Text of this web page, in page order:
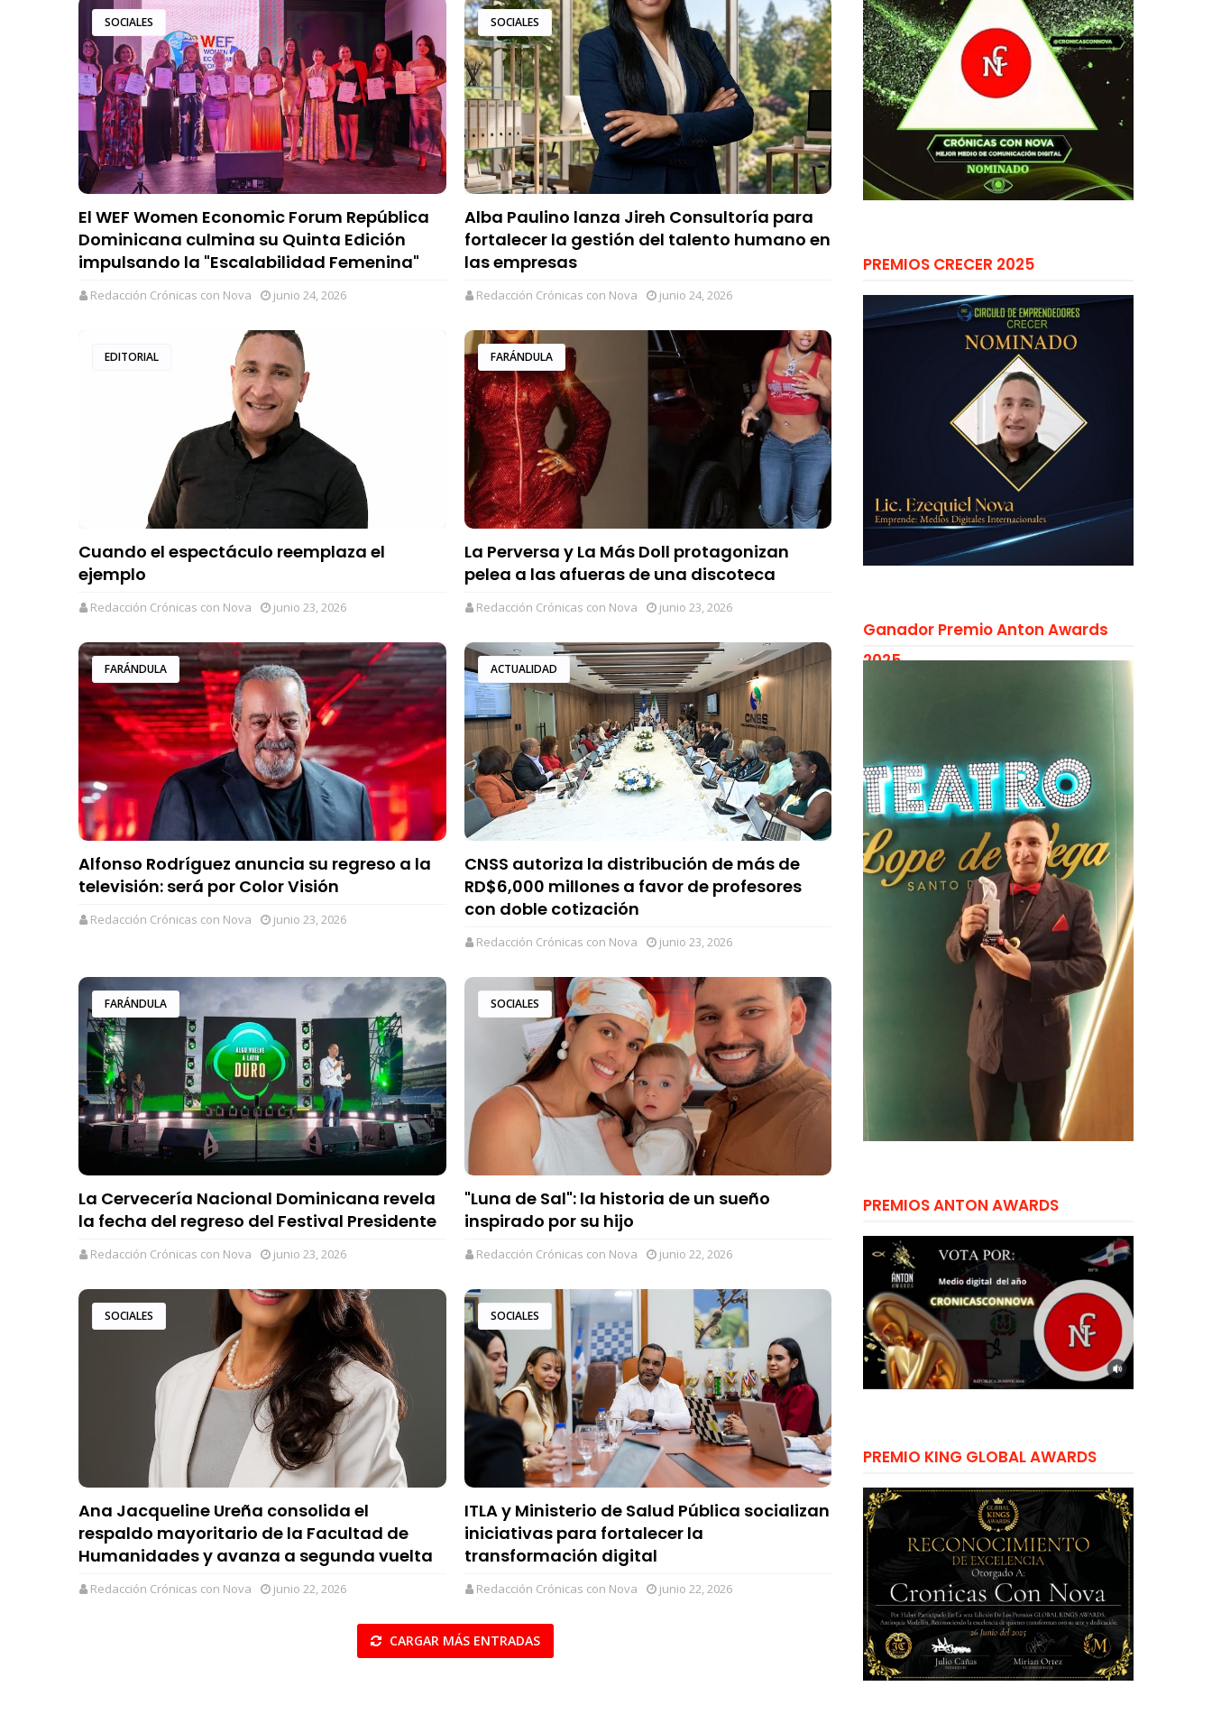
SOCIALES
El WEF Women Economic Forum República
Dominicana culmina su Quinta Edición
impulsando la "Escalabilidad Femenina"
Redacción Crónicas con Nova junio 24, 2026
SOCIALES
Alba Paulino lanza Jireh Consultoría para
fortalecer la gestión del talento humano en
las empresas
Redacción Crónicas con Nova junio 24, 2026
EDITORIAL
Cuando el espectáculo reemplaza el
ejemplo
Redacción Crónicas con Nova junio 23, 2026
FARÁNDULA
La Perversa y La Más Doll protagonizan
pelea a las afueras de una discoteca
Redacción Crónicas con Nova junio 23, 2026
FARÁNDULA
Alfonso Rodríguez anuncia su regreso a la
televisión: será por Color Visión
Redacción Crónicas con Nova junio 23, 2026
ACTUALIDAD
CNSS autoriza la distribución de más de
RD$6,000 millones a favor de profesores
con doble cotización
Redacción Crónicas con Nova junio 23, 2026
FARÁNDULA
La Cervecería Nacional Dominicana revela
la fecha del regreso del Festival Presidente
Redacción Crónicas con Nova junio 23, 2026
SOCIALES
"Luna de Sal": la historia de un sueño
inspirado por su hijo
Redacción Crónicas con Nova junio 22, 2026
SOCIALES
Ana Jacqueline Ureña consolida el
respaldo mayoritario de la Facultad de
Humanidades y avanza a segunda vuelta
Redacción Crónicas con Nova junio 22, 2026
SOCIALES
ITLA y Ministerio de Salud Pública socializan
iniciativas para fortalecer la
transformación digital
Redacción Crónicas con Nova junio 22, 2026
CARGAR MÁS ENTRADAS
PREMIOS CRECER 2025
Ganador Premio Anton Awards
2025
PREMIOS ANTON AWARDS
PREMIO KING GLOBAL AWARDS